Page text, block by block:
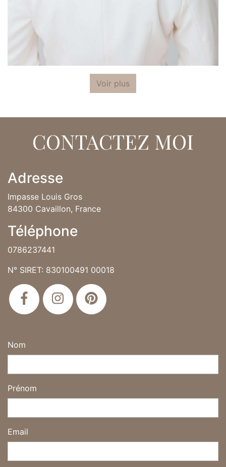
Voir plus
CONTACTEZ MOI
Adresse
Impasse Louis Gros
84300 Cavaillon, France
Téléphone
0786237441
N° SIRET: 830100491 00018
Nom
Prénom
Email